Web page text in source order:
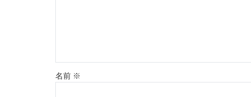
名前 ※